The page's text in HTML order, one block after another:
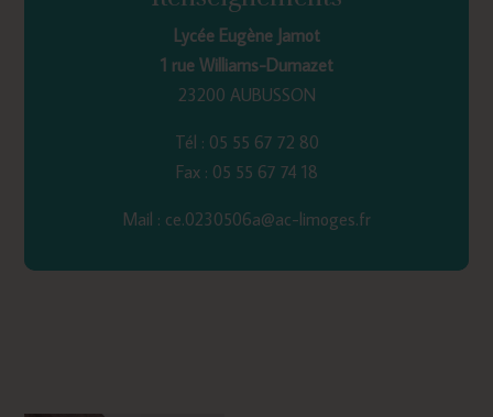
Lycée Eugène Jamot
1 rue Williams-Dumazet
23200 AUBUSSON
Tél : 05 55 67 72 80
Fax : 05 55 67 74 18
Mail : ce.0230506a@ac-limoges.fr